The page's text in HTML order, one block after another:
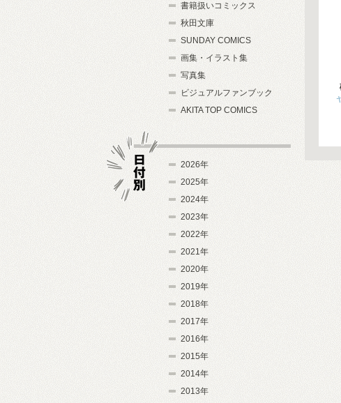
書籍扱いコミックス
秋田文庫
SUNDAY COMICS
画集・イラスト集
写真集
ビジュアルファンブック
AKITA TOP COMICS
2026年
2025年
2024年
2023年
2022年
2021年
2020年
2019年
2018年
2017年
2016年
2015年
2014年
2013年